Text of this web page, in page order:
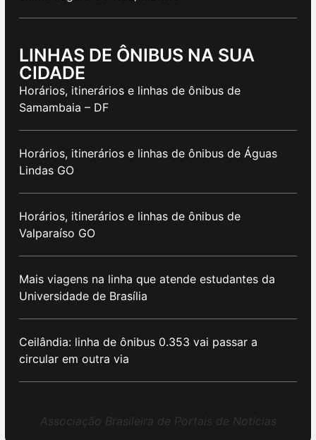
LINHAS DE ÔNIBUS NA SUA
CIDADE
Horários, itinerários e linhas de ônibus de
Samambaia – DF
Horários, itinerários e linhas de ônibus de Águas
Lindas GO
Horários, itinerários e linhas de ônibus de
Valparaíso GO
Mais viagens na linha que atende estudantes da
Universidade de Brasília
Ceilândia: linha de ônibus 0.353 vai passar a
circular em outra via
Associação Brasileira de Portais de Notícias